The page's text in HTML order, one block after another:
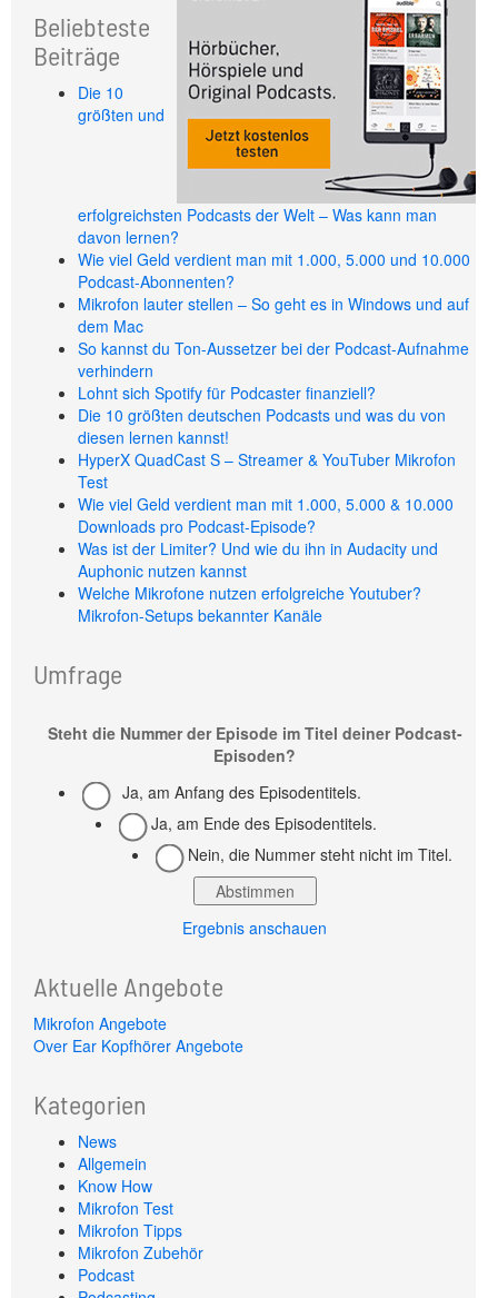
Beliebteste
Beiträge
Die 10
größten und
erfolgreichsten Podcasts der Welt – Was kann man
davon lernen?
Wie viel Geld verdient man mit 1.000, 5.000 und 10.000
Podcast-Abonnenten?
Mikrofon lauter stellen – So geht es in Windows und auf
dem Mac
So kannst du Ton-Aussetzer bei der Podcast-Aufnahme
verhindern
Lohnt sich Spotify für Podcaster finanziell?
Die 10 größten deutschen Podcasts und was du von
diesen lernen kannst!
HyperX QuadCast S – Streamer & YouTuber Mikrofon
Test
Wie viel Geld verdient man mit 1.000, 5.000 & 10.000
Downloads pro Podcast-Episode?
Was ist der Limiter? Und wie du ihn in Audacity und
Auphonic nutzen kannst
Welche Mikrofone nutzen erfolgreiche Youtuber?
Mikrofon-Setups bekannter Kanäle
Umfrage
Steht die Nummer der Episode im Titel deiner Podcast-
Episoden?
Ja, am Anfang des Episodentitels.
Ja, am Ende des Episodentitels.
Nein, die Nummer steht nicht im Titel.
Ergebnis anschauen
Aktuelle Angebote
Mikrofon Angebote
Over Ear Kopfhörer Angebote
Kategorien
News
Allgemein
Know How
Mikrofon Test
Mikrofon Tipps
Mikrofon Zubehör
Podcast